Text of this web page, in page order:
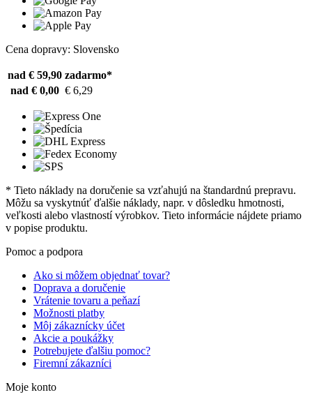
Cena dopravy: Slovensko
nad € 59,90 zadarmo*
nad € 0,00 € 6,29
* Tieto náklady na doručenie sa vzťahujú na štandardnú prepravu.
Môžu sa vyskytnúť ďalšie náklady, napr. v dôsledku hmotnosti,
veľkosti alebo vlastností výrobkov. Tieto informácie nájdete priamo
v popise produktu.
Pomoc a podpora
Ako si môžem objednať tovar?
Doprava a doručenie
Vrátenie tovaru a peňazí
Možnosti platby
Môj zákaznícky účet
Akcie a poukážky
Potrebujete ďalšiu pomoc?
Firemní zákazníci
Moje konto